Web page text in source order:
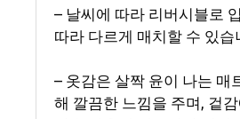
– 날씨에 따라 리버시블로
따라 다르게 매치할 수 있습
– 옷감은 살짝 윤이 나는 매
해 깔끔한 느낌을 주며, 겉